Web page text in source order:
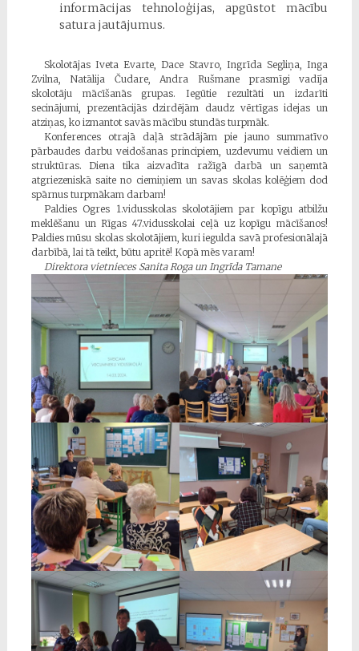
informācijas tehnoloģijas, apgūstot mācību
satura jautājumus.
Skolotājas Iveta Evarte, Dace Stavro, Ingrīda Segliņa, Inga
Zvilna, Natālija Čudare, Andra Rušmane prasmīgi vadīja
skolotāju mācīšanās grupas. Iegūtie rezultāti un izdarīti
secinājumi, prezentācijās dzirdējām daudz vērtīgas idejas un
atziņas, ko izmantot savās mācību stundās turpmāk.
Konferences otrajā daļā strādājām pie jauno summatīvo
pārbaudes darbu veidošanas principiem, uzdevumu veidiem un
struktūras. Diena tika aizvadīta ražīgā darbā un saņemtā
atgriezeniskā saite no ciemiņiem un savas skolas kolēģiem dod
spārnus turpmākam darbam!
Paldies Ogres 1.vidusskolas skolotājiem par kopīgu atbilžu
meklēšanu un Rīgas 47.vidusskolai ceļā uz kopīgu mācīšanos!
Paldies mūsu skolas skolotājiem, kuri iegulda savā profesionālajā
darbībā, lai tā teikt, būtu apritē! Kopā mēs varam!
Direktora vietnieces Sanita Roga un Ingrīda Tamane